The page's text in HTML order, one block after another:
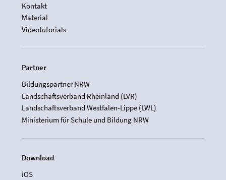
Kontakt
Material
Videotutorials
Partner
Bildungspartner NRW
Landschaftsverband Rheinland (LVR)
Landschaftsverband Westfalen-Lippe (LWL)
Ministerium für Schule und Bildung NRW
Download
iOS